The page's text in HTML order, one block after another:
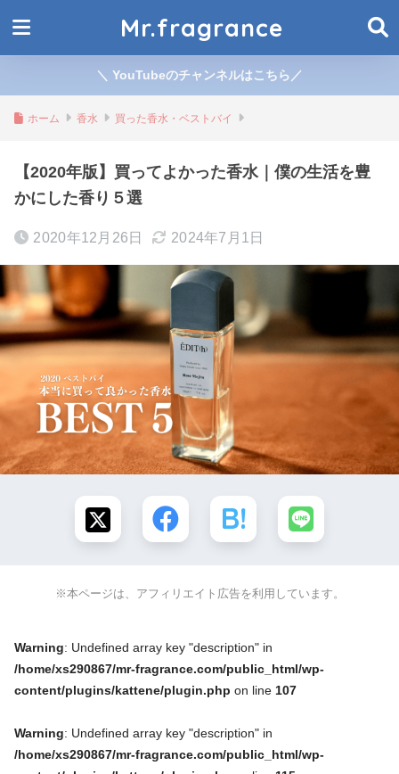
Mr.fragrance
＼ YouTubeのチャンネルはこちら／
ホーム 香水 買った香水・ベストバイ
【2020年版】買ってよかった香水｜僕の生活を豊
かにした香り５選
2020年12月26日 2024年7月1日
※本ページは、アフィリエイト広告を利用しています。
Warning: Undefined array key "description" in
/home/xs290867/mr-fragrance.com/public_html/wp-
content/plugins/kattene/plugin.php on line 107
Warning: Undefined array key "description" in
/home/xs290867/mr-fragrance.com/public_html/wp-